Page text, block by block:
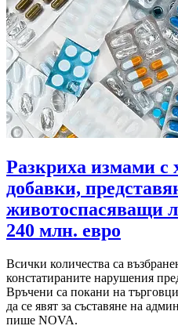
Разкриха измами с
добавки,
животоспасяващи
240 млн. евро
Всички количества са
констатираните нарушения
Връчени са покани на
да се явят за съставяне на
пише NOVA.